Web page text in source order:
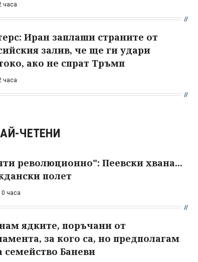
часа
Иран заплаши страните от
залив, че ще ги удари
ако не спрат Тръмп
часа
ЧЕТЕНИ
революционно": Пеевски хвана...
полет
часа
ядките, поръчани от
за кого са, но предполагам
семейство Баневи